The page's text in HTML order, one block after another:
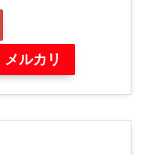
メルカリ